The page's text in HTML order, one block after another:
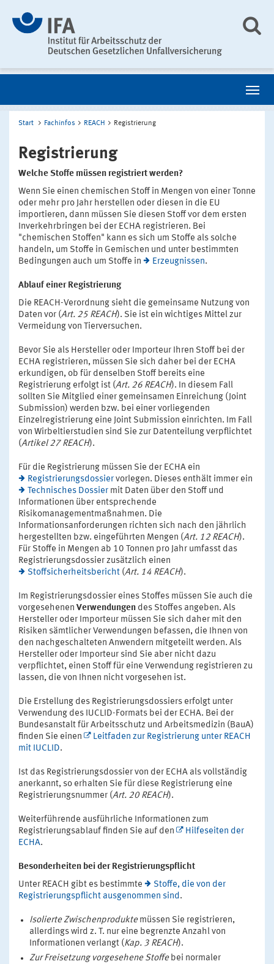
Start Fachinfos REACH Registrierung
Registrierung
Welche Stoffe müssen registriert werden?
Wenn Sie einen chemischen Stoff in Mengen von einer Tonne
oder mehr pro Jahr herstellen oder diesen in die EU
importieren, dann müssen Sie diesen Stoff vor dem ersten
Inverkehrbringen bei der ECHA registrieren. Bei
"chemischen Stoffen" kann es sich um Stoffe als solche
handeln, um Stoffe in Gemischen und unter bestimmten
Bedingungen auch um Stoffe in
Erzeugnissen.
Ablauf einer Registrierung
Die REACH-Verordnung sieht die gemeinsame Nutzung von
Daten vor (Art. 25 REACH). Sie ist ein wichtiges Mittel zur
Vermeidung von Tierversuchen.
Bevor Sie als Hersteller oder Importeur Ihren Stoff bei der
ECHA registrieren, müssen Sie sich daher bei der ECHA
erkundigen, ob für denselben Stoff bereits eine
Registrierung erfolgt ist (Art. 26 REACH). In diesem Fall
sollten Sie Mitglied einer gemeinsamen Einreichung (Joint
Submission) werden bzw. bei einer vorliegenden
Einzelregistrierung eine Joint Submission einrichten. Im Fall
von Wirbeltierstudien sind Sie zur Datenteilung verpflichtet
(Artikel 27 REACH).
Für die Registrierung müssen Sie der ECHA ein
Registrierungsdossier vorlegen. Dieses enthält immer ein
Technisches Dossier mit Daten über den Stoff und
Informationen über entsprechende
Risikomanagementmaßnahmen. Die
Informationsanforderungen richten sich nach den jährlich
hergestellten bzw. eingeführten Mengen (Art. 12 REACH).
Für Stoffe in Mengen ab 10 Tonnen pro Jahr umfasst das
Registrierungsdossier zusätzlich einen
Stoffsicherheitsbericht (Art. 14 REACH).
Im Registrierungsdossier eines Stoffes müssen Sie auch die
vorgesehenen Verwendungen des Stoffes angeben. Als
Hersteller oder Importeur müssen Sie sich daher mit den
Risiken sämtlicher Verwendungen befassen, die Ihnen von
den nachgeschalteten Anwendern mitgeteilt werden. Als
Hersteller oder Importeur sind Sie aber nicht dazu
verpflichtet, einen Stoff für eine Verwendung registrieren zu
lassen, die von Ihnen nicht vorgesehen ist.
Die Erstellung des Registrierungsdossiers erfolgt unter
Verwendung des IUCLID-Formats bei der ECHA. Bei der
Bundesanstalt für Arbeitsschutz und Arbeitsmedizin (BauA)
finden Sie einen
Leitfaden zur Registrierung unter REACH
mit IUCLID.
Ist das Registrierungsdossier von der ECHA als vollständig
anerkannt, so erhalten Sie für diese Registrierung eine
Registrierungsnummer (Art. 20 REACH).
Weiterführende ausführliche Informationen zum
Registrierungsablauf finden Sie auf den
Hilfeseiten der
ECHA.
Besonderheiten bei der Registrierungspflicht
Unter REACH gibt es bestimmte
Stoffe, die von der
Registrierungspflicht ausgenommen sind.
Isolierte Zwischenproduktemüssen Sie registrieren,
allerdings wird z. T. nur eine begrenzte Anzahl von
Informationen verlangt (Kap. 3 REACH).
Zur Freisetzung vorgesehene Stoffebei normaler